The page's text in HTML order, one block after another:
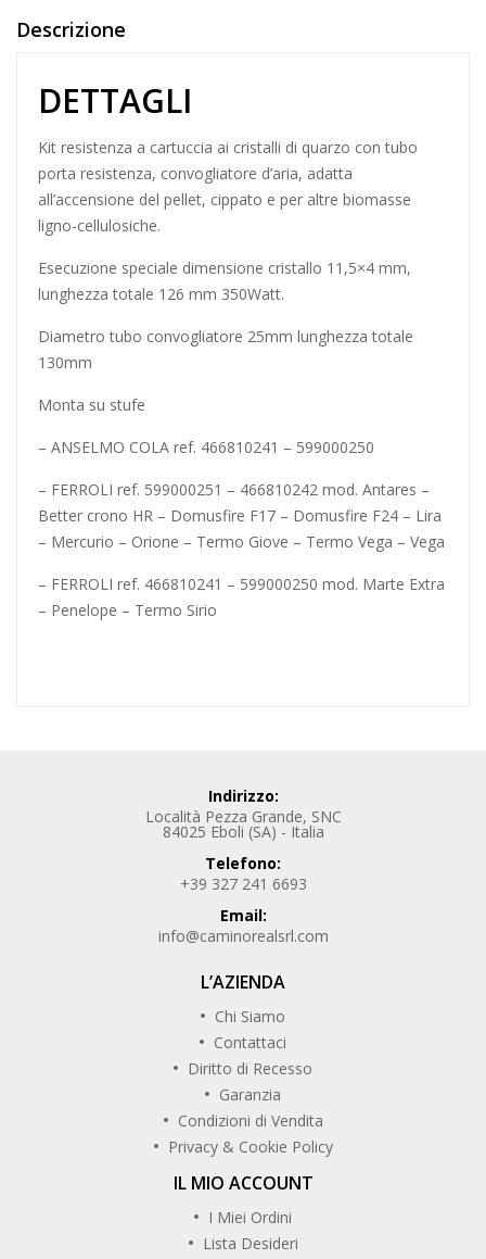
Descrizione
DETTAGLI
Kit resistenza a cartuccia ai cristalli di quarzo con tubo
porta resistenza, convogliatore d’aria, adatta
all’accensione del pellet, cippato e per altre biomasse
ligno-cellulosiche.
Esecuzione speciale dimensione cristallo 11,5×4 mm,
lunghezza totale 126 mm 350Watt.
Diametro tubo convogliatore 25mm lunghezza totale
130mm
Monta su stufe
– ANSELMO COLA ref. 466810241 – 599000250
– FERROLI ref. 599000251 – 466810242 mod. Antares –
Better crono HR – Domusfire F17 – Domusfire F24 – Lira
– Mercurio – Orione – Termo Giove – Termo Vega – Vega
– FERROLI ref. 466810241 – 599000250 mod. Marte Extra
– Penelope – Termo Sirio
Indirizzo:
Località Pezza Grande, SNC
84025 Eboli (SA) - Italia
Telefono:
+39 327 241 6693
Email:
info@caminorealsrl.com
L’AZIENDA
Chi Siamo
Contattaci
Diritto di Recesso
Garanzia
Condizioni di Vendita
Privacy & Cookie Policy
IL MIO ACCOUNT
I Miei Ordini
Lista Desideri